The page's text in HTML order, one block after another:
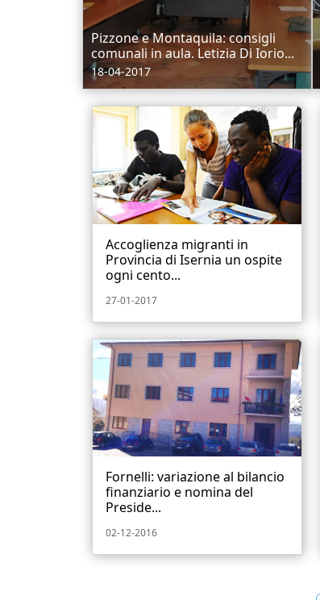
Pizzone e Montaquila: consigli
comunali in aula. Letizia Di Iorio...
18-04-2017
Accoglienza migranti in
Provincia di Isernia un ospite
ogni cento...
27-01-2017
Fornelli: variazione al bilancio
finanziario e nomina del
Preside...
02-12-2016